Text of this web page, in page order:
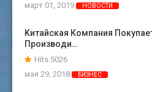
март 01, 2019
НОВОСТИ
Kитайская Компания
Производи…
Hits:5026
мая 29, 2018
БИЗНЕС